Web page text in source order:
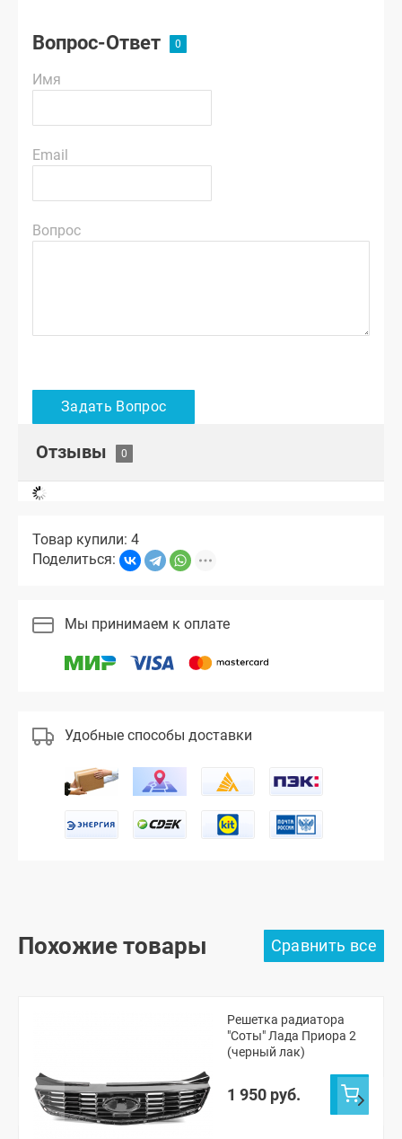
Вопрос-Ответ
Имя
Email
Вопрос
Отзывы
Товар купили: 4
Поделиться:
Мы принимаем к оплате
Удобные способы доставки
Похожие товары
Решетка радиатора
"Соты" Лада Приора 2
(черный лак)
1 950 руб.